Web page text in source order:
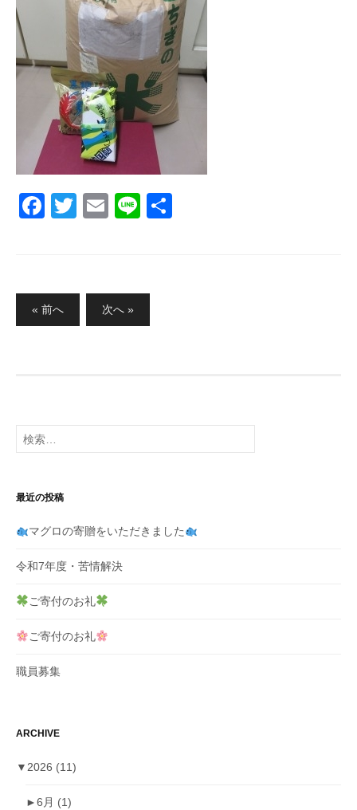
F
b
o
T
E
Li
稿
送
« 前へ 次へ »
検
索:
最近の投稿
マグロの寄贈をいただきました
令和7年度・苦情解決
ご寄付のお礼
ご寄付のお礼
職員募集
ARCHIVE
▼ 2026 (11)
►6月 (1)